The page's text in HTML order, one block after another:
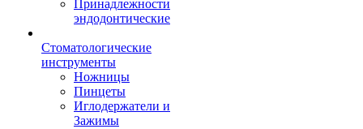
Принадлежности
эндодонтические
Стоматологические
инструменты
Ножницы
Пинцеты
Иглодержатели и
Зажимы